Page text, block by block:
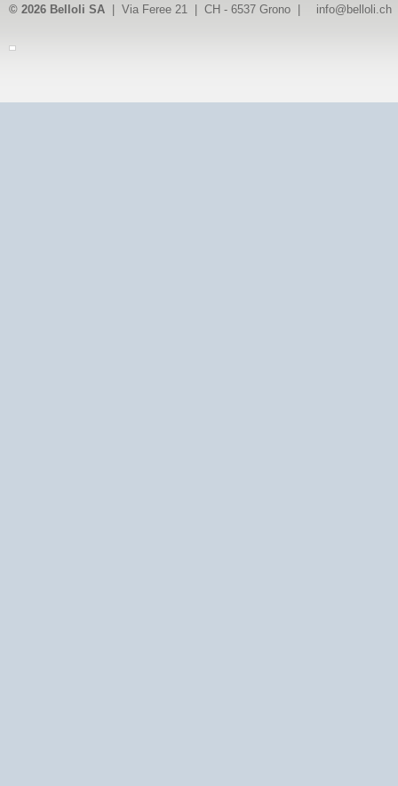
© 2026 Belloli SA | Via Feree 21 | CH - 6537 Grono | info@belloli.ch